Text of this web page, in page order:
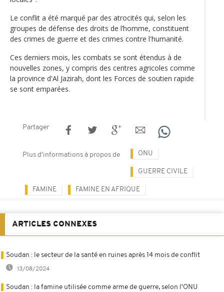
Le conflit a été marqué par des atrocités qui, selon les
groupes de défense des droits de l’homme, constituent
des crimes de guerre et des crimes contre l'humanité.
Ces derniers mois, les combats se sont étendus à de
nouvelles zones, y compris des centres agricoles comme
la province d'Al Jazirah, dont les Forces de soutien rapide
se sont emparées.
Partager
Plus d'informations à propos de ONU
GUERRE CIVILE
FAMINE FAMINE EN AFRIQUE
ARTICLES CONNEXES
Soudan : le secteur de la santé en ruines après 14 mois de conflit
13/08/2024
Soudan : la famine utilisée comme arme de guerre, selon l'ONU